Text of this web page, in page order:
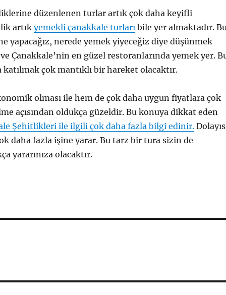
düzenlenen turlar artık çok daha keyifli
artık yemekli çanakkale turlarıbile yer almaktadır.
yapacağız, nerede yemek yiyeceğiz diye düşünmek
Çanakkale’nin en güzel restoranlarında yemek yer.
katılmak çok mantıklı bir hareket olacaktır.
olması ile hem de çok daha uygun fiyatlara çok
açısından oldukça güzeldir. Bu konuya dikkat eden
Şehitlikleri ile ilgili çok daha fazla bilgi edinir.
daha fazla işine yarar. Bu tarz bir tura sizin de
yararınıza olacaktır.